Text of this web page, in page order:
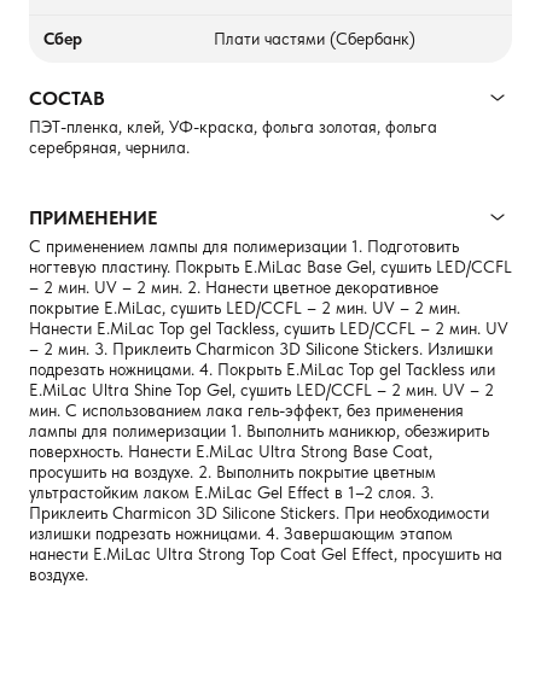
Сбер Плати частями (Сбербанк)
СОСТАВ
ПЭТ-пленка, клей, УФ-краска, фольга золотая, фольга
серебряная, чернила.
ПРИМЕНЕНИЕ
С применением лампы для полимеризации 1. Подготовить
ногтевую пластину. Покрыть E.MiLac Base Gel, сушить LED/CCFL
– 2 мин. UV – 2 мин. 2. Нанести цветное декоративное
покрытие E.MiLac, сушить LED/CCFL – 2 мин. UV – 2 мин.
Нанести E.MiLac Top gel Tackless, сушить LED/CCFL – 2 мин. UV
– 2 мин. 3. Приклеить Charmicon 3D Silicone Stickers. Излишки
подрезать ножницами. 4. Покрыть E.MiLac Top gel Tackless или
E.MiLac Ultra Shine Top Gel, сушить LED/CCFL – 2 мин. UV – 2
мин. С использованием лака гель-эффект, без применения
лампы для полимеризации 1. Выполнить маникюр, обезжирить
поверхность. Нанести E.MiLac Ultra Strong Base Coat,
просушить на воздухе. 2. Выполнить покрытие цветным
ультрастойким лаком E.MiLac Gel Effect в 1–2 слоя. 3.
Приклеить Charmicon 3D Silicone Stickers. При необходимости
излишки подрезать ножницами. 4. Завершающим этапом
нанести E.MiLac Ultra Strong Top Coat Gel Effect, просушить на
воздухе.